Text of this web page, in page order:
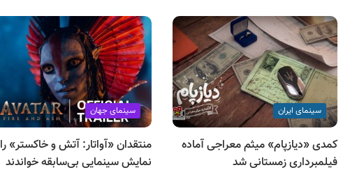
سینمای ایران
کمدی «دیازپام» میثم معراجی آماده
فیلمبرداری زمستانی شد
سینمای جهان
منتقدان «آواتار: آتش و خاکستر» را
نمایش سینمایی بی‌سابقه خواندند